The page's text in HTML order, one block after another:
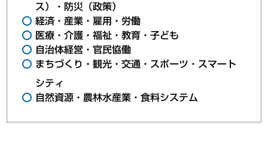
ス）・防災（政策）
経済・産業・雇用・労働
医療・介護・福祉・教育・子ども
自治体経営・官民協働
まちづくり・観光・交通・スポーツ・スマート
シティ
自然資源・農林水産業・食料システム